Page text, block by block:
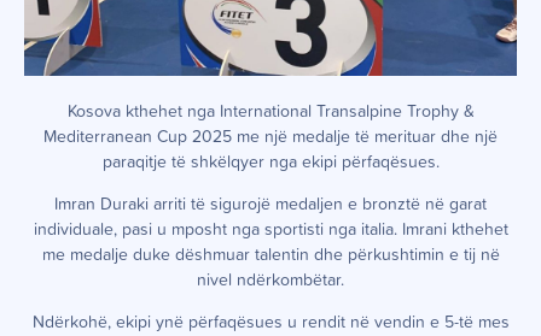
Kosova kthehet nga International Transalpine Trophy &
Mediterranean Cup 2025 me një medalje të merituar dhe një
paraqitje të shkëlqyer nga ekipi përfaqësues.
Imran Duraki arriti të sigurojë medaljen e bronztë në garat
individuale, pasi u mposht nga sportisti nga italia. Imrani kthehet
me medalje duke dëshmuar talentin dhe përkushtimin e tij në
nivel ndërkombëtar.
Ndërkohë, ekipi ynë përfaqësues u rendit në vendin e 5-të mes